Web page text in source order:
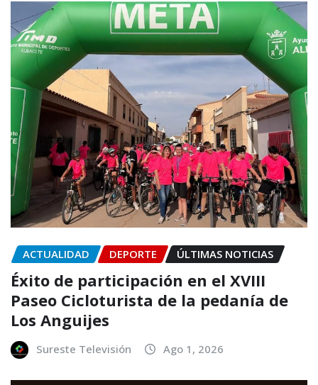
ACTUALIDAD DEPORTE ÚLTIMAS NOTICIAS
Éxito de participación en el XVIII
Paseo Cicloturista de la pedanía de
Los Anguijes
Sureste Televisión Ago 1, 2026